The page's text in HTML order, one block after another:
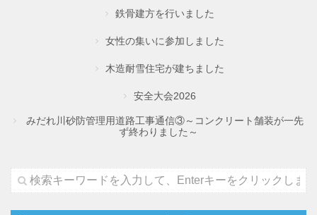
鉄骨建方を行いました
女性の集いに参加しました
木造耐雪住宅が建ちました
安全大会2026
みだれ川砂防管理用道路工事通信③～コンクリート舗装が一先
ず終わりました～